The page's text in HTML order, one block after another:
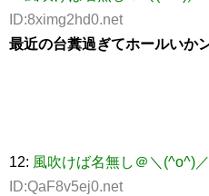
ID:8ximg2hd0.net
最近の台糞過ぎてホールいか
12: 風吹けば名無し＠＼(^o^)／
ID:QaF8v5ej0.net